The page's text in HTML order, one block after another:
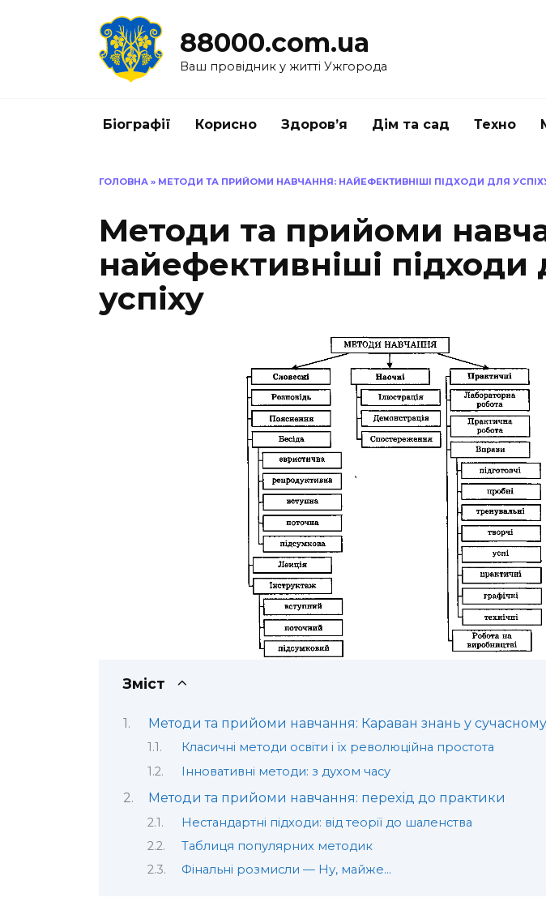
88000.com.ua
Ваш провідник у житті Ужгорода
Біографії Корисно Здоров’я Дім та сад Техно
ГОЛОВНА » МЕТОДИ ТА ПРИЙОМИ НАВЧАННЯ: НАЙЕФЕКТИВНІШІ ПІДХОДИ ДЛЯ
Методи та прийоми
найефективніші підходи
успіху
Зміст
Методи та прийоми навчання: Караван знань у сучасному
Класичні методи освіти і їх революційна простота
Інновативні методи: з духом часу
Методи та прийоми навчання: перехід до практики
Нестандартні підходи: від теорії до шаленства
Таблиця популярних методик
Фінальні розмисли — Ну, майже…